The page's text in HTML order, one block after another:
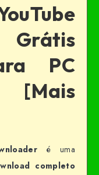
Grátis
PC
é uma
completo